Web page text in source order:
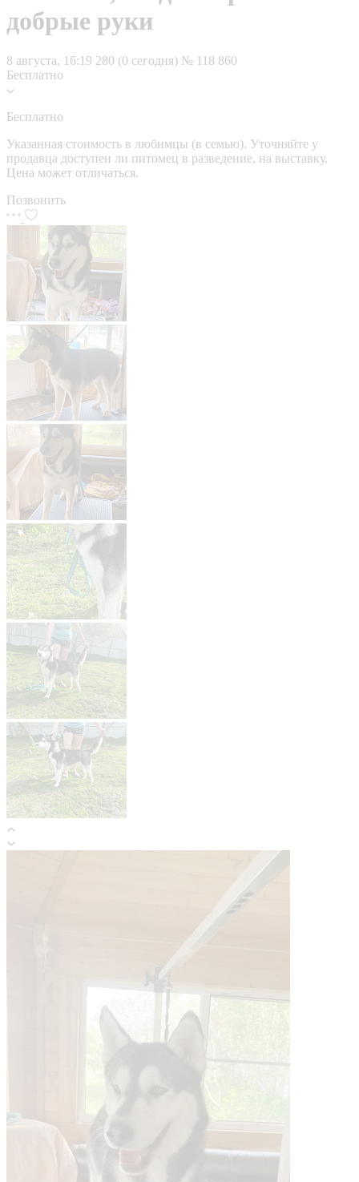
добрые руки
8 августа, 16:19 280 (0 сегодня) № 118 860
Бесплатно
Бесплатно
Указанная стоимость в любимцы (в семью). Уточняйте у
продавца доступен ли питомец в разведение, на выставку.
Цена может отличаться.
Позвонить